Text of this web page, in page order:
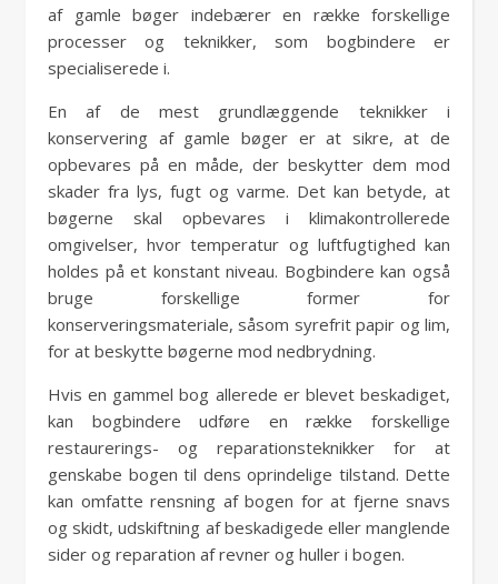
af gamle bøger indebærer en række forskellige
processer og teknikker, som bogbindere er
specialiserede i.
En af de mest grundlæggende teknikker i
konservering af gamle bøger er at sikre, at de
opbevares på en måde, der beskytter dem mod
skader fra lys, fugt og varme. Det kan betyde, at
bøgerne skal opbevares i klimakontrollerede
omgivelser, hvor temperatur og luftfugtighed kan
holdes på et konstant niveau. Bogbindere kan også
bruge forskellige former for
konserveringsmateriale, såsom syrefrit papir og lim,
for at beskytte bøgerne mod nedbrydning.
Hvis en gammel bog allerede er blevet beskadiget,
kan bogbindere udføre en række forskellige
restaurerings- og reparationsteknikker for at
genskabe bogen til dens oprindelige tilstand. Dette
kan omfatte rensning af bogen for at fjerne snavs
og skidt, udskiftning af beskadigede eller manglende
sider og reparation af revner og huller i bogen.